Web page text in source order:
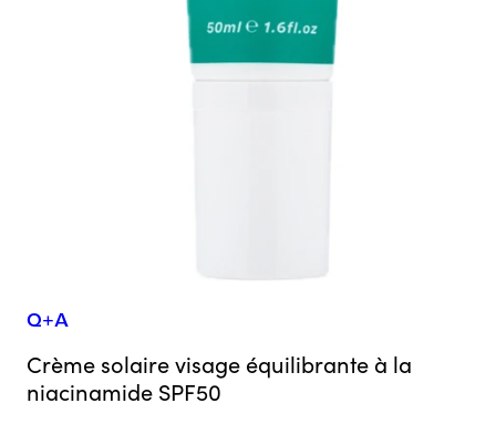
Q+A
Crème solaire visage équilibrante à la
niacinamide SPF50